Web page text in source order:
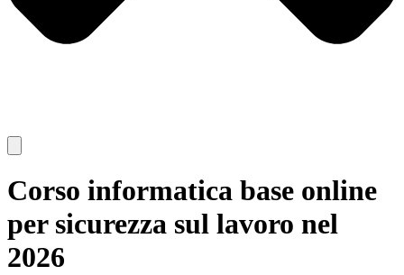
Corso informatica base online
per sicurezza sul lavoro nel
2026